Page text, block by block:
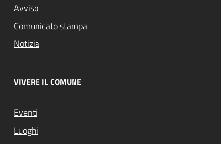
Avviso
Comunicato stampa
Notizia
VIVERE IL COMUNE
Eventi
Luoghi